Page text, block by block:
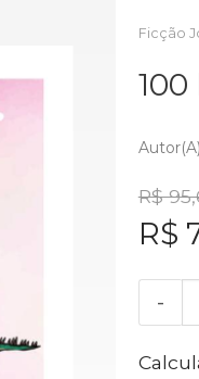
Ficção
R$
R$
-